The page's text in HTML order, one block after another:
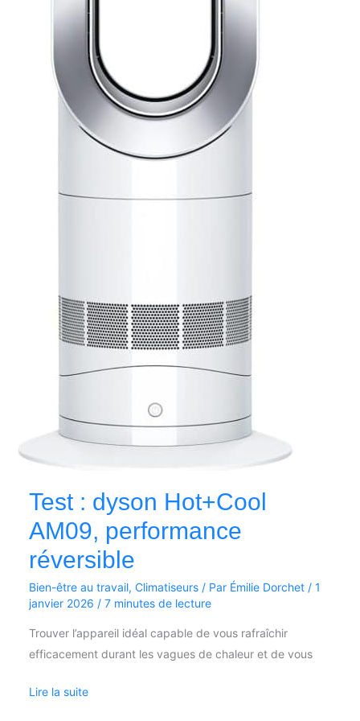
Test : dyson Hot+Cool
AM09, performance
réversible
Bien-être au travail, Climatiseurs/ Par Émilie Dorchet / 1
janvier 2026 / 7 minutes de lecture
Trouver l’appareil idéal capable de vous rafraîchir
efficacement durant les vagues de chaleur et de vous
Lire la suite